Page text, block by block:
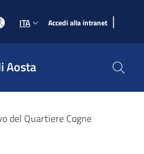
ITA Accedi alla intranet |
Aosta
del Quartiere Cogne